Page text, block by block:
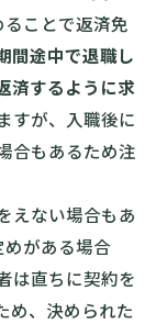
ことで返済免
間途中で退職し
済するように求
すが、入職後に
合もあるため注
えない場合もあ
めがある場合
は直ちに契約を
め、決められた